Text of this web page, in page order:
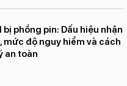
bị phồng pin: Dấu hiệu nhận
mức độ nguy hiểm và cách
an toàn